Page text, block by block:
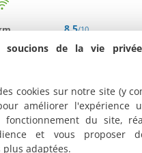
8.5/10
De Tulpenweide
8.4/10
Tulpenweide - recreatie
40 m²
2 chambres, 1 salle de bains
soucions de la vie
cookies sur notre site (y
améliorer l'expérience
du site,
et vous proposer
adaptées.